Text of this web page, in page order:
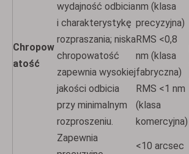
Chropow
atość
wydajność odbicia
i charakterystykę
rozpraszania; niska
chropowatość
zapewnia wysokiej
jakości odbicia
przy minimalnym
rozproszeniu.
nm (klasa
precyzyjna)
RMS <0,8
nm (klasa
fabryczna)
RMS <1 nm
(klasa
komercyjna)
Zapewnia
<10 arcsec